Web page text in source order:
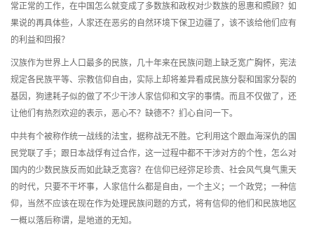
常正常的工作，在中国怎么就变成了多数族和政权对少数族的恩惠和照顾？如
果说的再具体些，人家还在恶劣的自然环境下保卫边疆了，该不该给他们应有
的利益和回报？
汉族作为世界上人口最多的民族，几十年来在民族问题上缺乏宽广胸怀，宪法
规定各民族平等、宗教信仰自由，实际上却将差异看成民族分裂和国家分裂的
基因，狗逮耗子似的做了不少干涉人家信仰和文字的事情。而且不仅做了，还
让他们有热烈欢迎的表示，恶心不？缺德不？扪心自问一下。
中共有个被称作统一战线的法宝，据称战无不胜。它利用这个跟血海深仇的国
民党联了手；跟日本战俘有过合作，这一过程中都不干涉对方的个性，怎么对
国内的少数民族反而如此缺乏宽容？在信仰已经弥足珍贵、社会风气臭气熏天
的时代，只要不干坏事，人家信什么都是自由，一个主义；一个政党；一种信
仰，当然不应该在现在作为处理民族问题的方式，将有信仰的他们和民族地区
一概以落后称谓，是地道的无知。